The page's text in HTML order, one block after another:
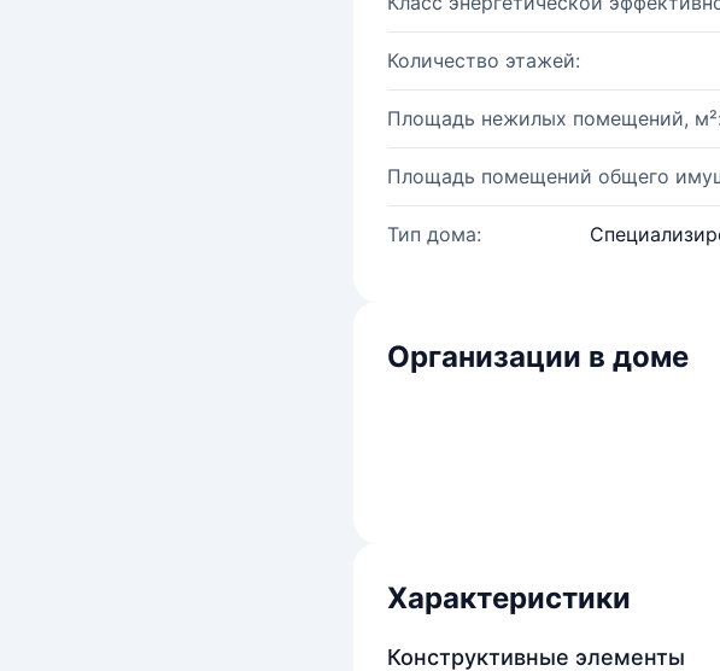
Количество этажей:
Площадь нежилых помещений, м²:
Площадь помещений общего
Тип дома:
Организации в доме
Характеристики
Конструктивные элементы